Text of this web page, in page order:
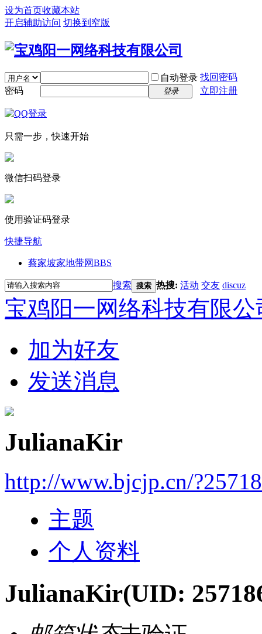
设为首页收藏本站
开启辅助访问 切换到窄版
自动登录 找回密码
密码
登录 立即注册
只需一步，快速开始
微信扫码登录
使用验证码登录
快捷导航
蔡家坡家地带网BBS
搜索 搜索 热搜: 活动 交友 discuz
宝鸡阳一网络科技有限公
加为好友
发送消息
JulianaKir
http://www.bjcjp.cn/
主题
个人资料
JulianaKir(UID: